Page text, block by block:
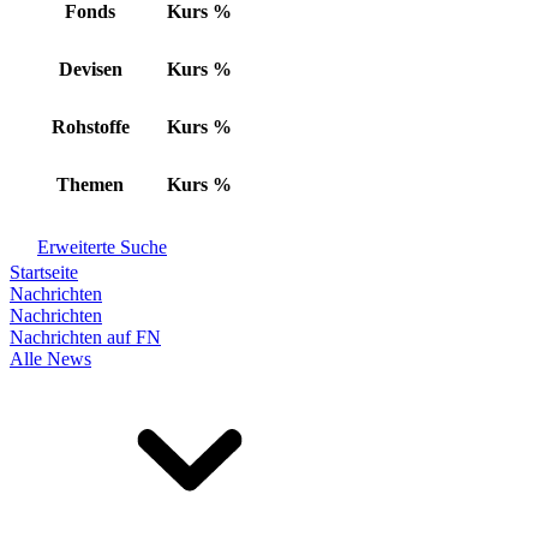
Fonds Kurs %
Devisen Kurs %
Rohstoffe Kurs %
Themen Kurs %
Erweiterte Suche
Startseite
Nachrichten
Nachrichten
Nachrichten auf FN
Alle News